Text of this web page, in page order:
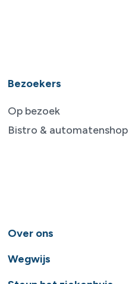
Bezoekers
Op bezoek
Bistro & automatenshop
Over ons
Wegwijs